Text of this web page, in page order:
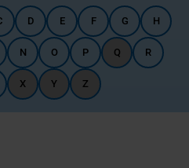
D E F G H
N O P Q R
X Y Z